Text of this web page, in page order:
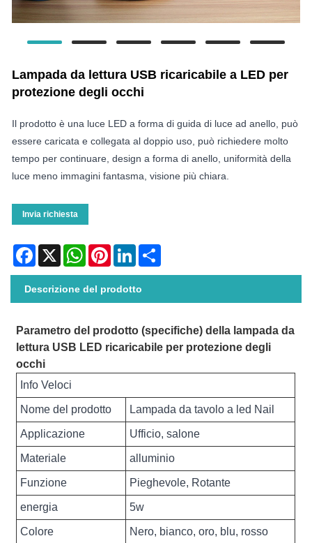
Lampada da lettura USB ricaricabile a LED per
protezione degli occhi
Il prodotto è una luce LED a forma di guida di luce ad anello, può
essere caricata e collegata al doppio uso, può richiedere molto
tempo per continuare, design a forma di anello, uniformità della
luce meno immagini fantasma, visione più chiara.
Invia richiesta
Facebook
X WhatsAppPinterestLinkedIn
Descrizione del prodotto
Parametro del prodotto (specifiche) della lampada da
lettura USB LED ricaricabile per protezione degli
occhi
Info Veloci
Nome del prodotto Lampada da tavolo a led Nail
Applicazione Ufficio, salone
Materiale alluminio
Funzione Pieghevole, Rotante
energia 5w
Colore Nero, bianco, oro, blu, rosso